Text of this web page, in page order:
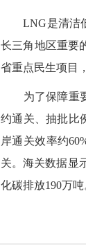
LNG是清洁低
长三角地区重要
省重点民生项目
为了保障重要
约通关、抽批比
岸通关效率约
关。海关数据显
化碳排放190万吨